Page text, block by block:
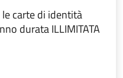
carte di identità
durata ILLIMITATA